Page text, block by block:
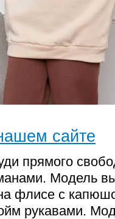
сайте
прямого
Модель
флисе с
рукавами.